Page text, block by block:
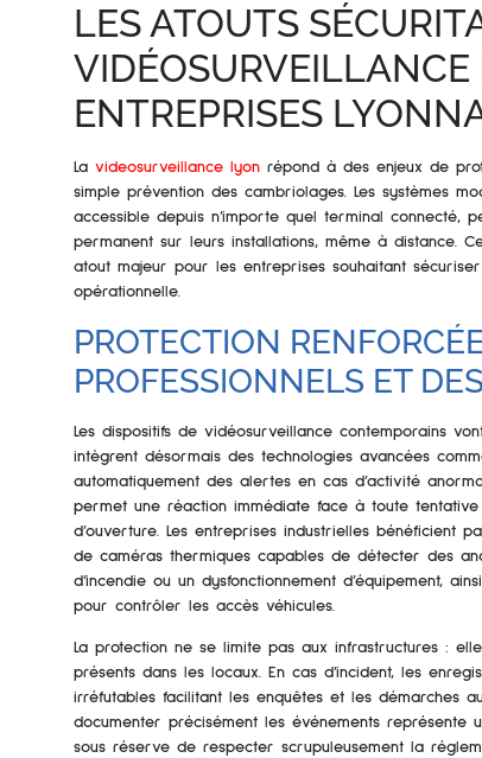
LES ATOUTS
VIDÉOSURVEILLANCE
ENTREPRISES
La videosurveillance lyon répond à des enjeux de
simple prévention des cambriolages. Les systèmes
accessible depuis n’importe quel terminal
permanent sur leurs installations, même à distance.
atout majeur pour les entreprises souhaitant
opérationnelle.
PROTECTION
PROFESSIONNELS ET
Les dispositifs de vidéosurveillance contemporains
intègrent désormais des technologies avancées
automatiquement des alertes en cas d’activité
permet une réaction immédiate face à toute tentative
d’ouverture. Les entreprises industrielles bénéficient
de caméras thermiques capables de détecter des
d’incendie ou un dysfonctionnement d’équipement,
pour contrôler les accès véhicules.
La protection ne se limite pas aux infrastructures :
présents dans les locaux. En cas d’incident, les
irréfutables facilitant les enquêtes et les démarches
documenter précisément les événements représente
sous réserve de respecter scrupuleusement la